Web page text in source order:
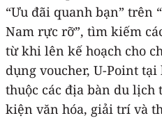
“Ưu đãi quanh bạn” trên
Nam rực rỡ”, tìm kiếm
từ khi lên kế hoạch cho
dụng voucher, U-Point
thuộc các địa bàn du lịch
kiện văn hóa, giải trí và